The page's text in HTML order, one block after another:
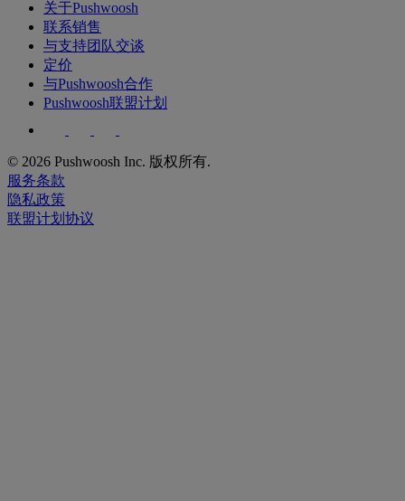
关于Pushwoosh
联系销售
与支持团队交谈
定价
与Pushwoosh合作
Pushwoosh联盟计划
© 2026 Pushwoosh Inc. 版权所有.
服务条款
隐私政策
联盟计划协议